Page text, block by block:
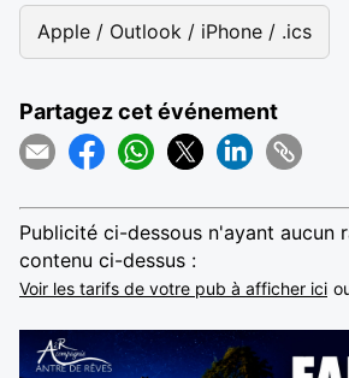
Apple / Outlook / iPhone / .ics
Partagez cet événement
Publicité ci-dessous n'ayant aucun
contenu ci-dessus :
Voir les tarifs de votre pub à afficher ici